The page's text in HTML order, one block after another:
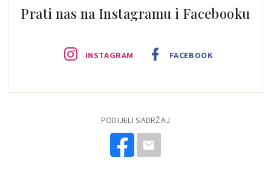
Prati nas na Instagramu i Facebooku
INSTAGRAM FACEBOOK
PODIJELI SADRŽAJ